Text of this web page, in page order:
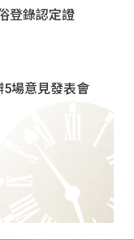
登錄認定證
5場意見發表會